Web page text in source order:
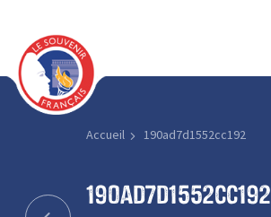
Accueil 190ad7d1552cc192
190ad7d1552cc192